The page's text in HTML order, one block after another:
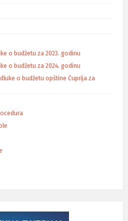
o budžetu za 2023. godinu
o budžetu za 2024. godinu
o budžetu opštine Ćuprija za